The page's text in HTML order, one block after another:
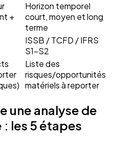
+
Horizon temporel
court, moyen et long
terme
ISSB / TCFD / IFRS
S1-S2
Liste des
risques/opportunités
matériels à reporter
une analyse de
les 5 étapes